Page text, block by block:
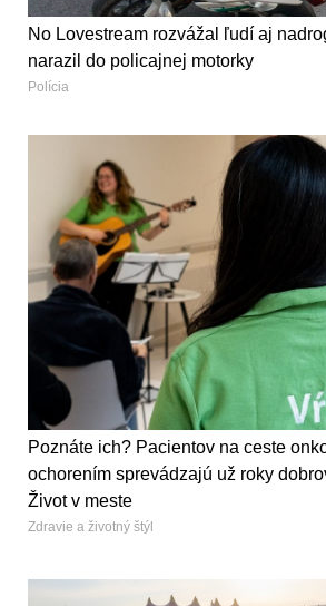
No Lovestream rozvážal ľudí aj
narazil do policajnej motorky
Polícia
Poznáte ich? Pacientov na ceste
ochorením sprevádzajú už roky
Život v meste
Zdravie a životný štýl